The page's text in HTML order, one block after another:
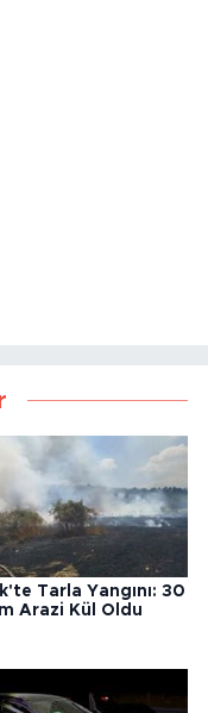
Tarla Yangını: 30
Arazi Kül Oldu